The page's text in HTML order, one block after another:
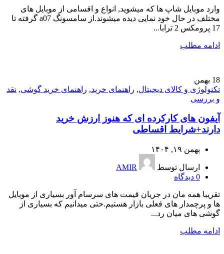
وارد موبایل شاپ ها که میشوید, انواع و اقسامی از موبایل های
مختلف در حال خود نمایی دیده میشوند.از سامسونگ a07 گرفته تا
17 پرومکس 2 ترابا...
ادامه مطلب
18 بهمن
تکنولوژی و کالای دیجیتال, راهنمای خرید, راهنمای خرید گوشی, نقد
و بررسی
آیفون های کارکرده ای که هنوز ارزش خرید
دارند+شرایط اقساطی
بهمن ۱۹, ۱۴۰۴
ارسال توسط
AMIR
0 دیدگاه
تقریبا همه مان در جریان قیمت های سرسام آور بسیاری از موبایل
ها و پرچمدار های فعلی بازار هستیم.حتی میدانیم که بسیاری از
گوشی های میان رد...
ادامه مطلب